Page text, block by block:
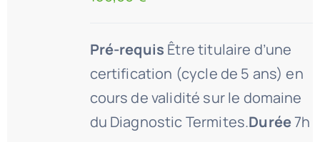
Pré-requis Être titulaire d’une
certification (cycle de 5 ans) en
cours de validité sur le domaine
du Diagnostic Termites.Durée7h